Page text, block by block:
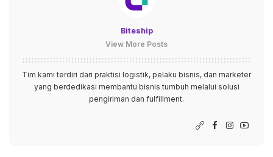
Biteship
View More Posts
Tim kami terdiri dari praktisi logistik, pelaku bisnis, dan marketer
yang berdedikasi membantu bisnis tumbuh melalui solusi
pengiriman dan fulfillment.